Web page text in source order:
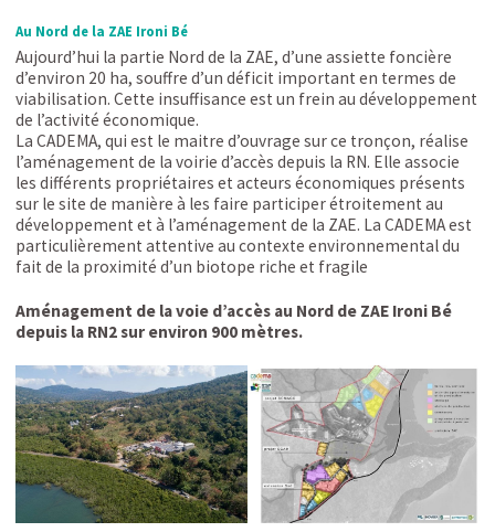
Au Nord de la ZAE Ironi Bé
Aujourd’hui la partie Nord de la ZAE, d’une assiette foncière
d’environ 20 ha, souffre d’un déficit important en termes de
viabilisation. Cette insuffisance est un frein au développement
de l’activité économique.
La CADEMA, qui est le maitre d’ouvrage sur ce tronçon, réalise
l’aménagement de la voirie d’accès depuis la RN. Elle associe
les différents propriétaires et acteurs économiques présents
sur le site de manière à les faire participer étroitement au
développement et à l’aménagement de la ZAE. La CADEMA est
particulièrement attentive au contexte environnemental du
fait de la proximité d’un biotope riche et fragile
Aménagement de la voie d’accès au Nord de ZAE Ironi Bé
depuis la RN2 sur environ 900 mètres.